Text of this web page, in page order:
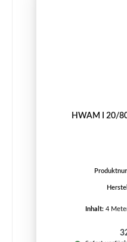
HWAM I 20/
Inhalt: 4